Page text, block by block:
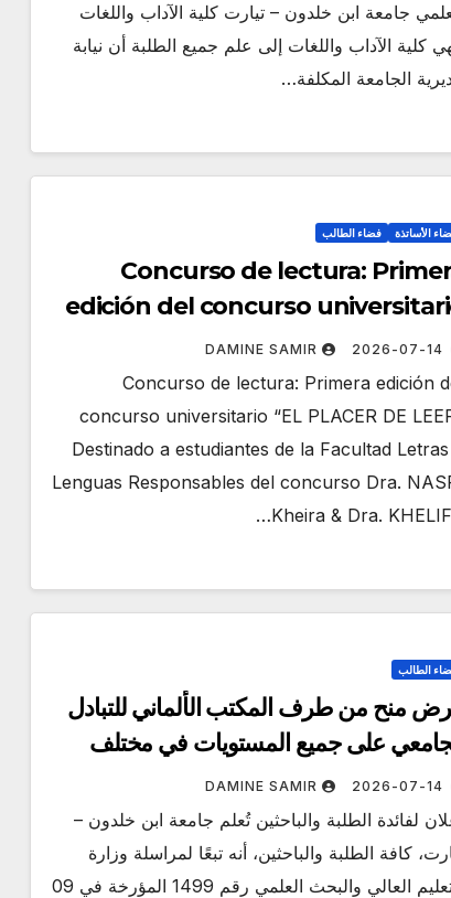
جامعة ابن خلدون – تيارت كلية الآداب واللغات
كلية الآداب واللغات إلى علم جميع الطلبة أن نيابة
الجامعة المكلفة…
الأساتذة فضاء الطالب
Concurso de lectura:
edición del concurso
“EL PLACER DE2026-07-14
DAMINE SAMIR
Concurso de lectura: Primera edición
concurso universitario “EL PLACER DE
Destinado a estudiantes de la Facultad
Lenguas Responsables del concurso Dra.
Kheira & Dra.
الطالب
منح من طرف المكتب الألماني للتبادل
على جميع المستويات في مختلف
لفائدة الطلبة و الباحثين الجزائريين2026-07-14
DAMINE SAMIR
لفائدة الطلبة والباحثين تُعلم جامعة ابن خلدون –
كافة الطلبة والباحثين، أنه تبعًا لمراسلة وزارة
التعليم العالي والبحث العلمي رقم 1499 المؤرخة في 09